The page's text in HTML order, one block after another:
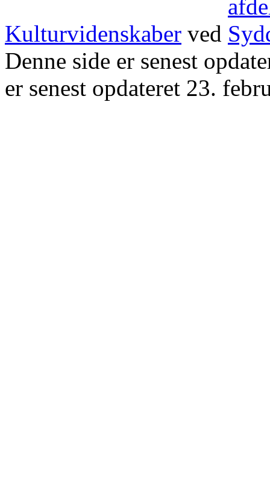
Kulturvidenskaber ved
Denne side er senest
er senest opdateret 23.